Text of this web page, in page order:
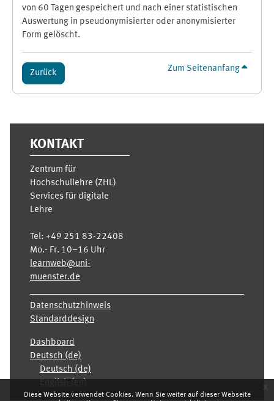
Diese Website verwendet Cookies. Wenn Sie weiter auf dieser Webseite
x
von 60 Tagen gespeichert und nach einer statistischen
Auswertung in pseudonymisierter oder anonymisierter
Form gelöscht.
Zurück Zum Seitenanfang
KONTAKT
Zentrum für
Hochschullehre (ZHL)
Services für digitale
Lehre
Tel: +49 251 83-22408
Mo.- Fr. 10–16 Uhr
learnweb@uni-
muenster.de
Datenschutzhinweis
Standarddesign
Dashboard
Deutsch ‎(de)‎
Deutsch ‎(de)‎